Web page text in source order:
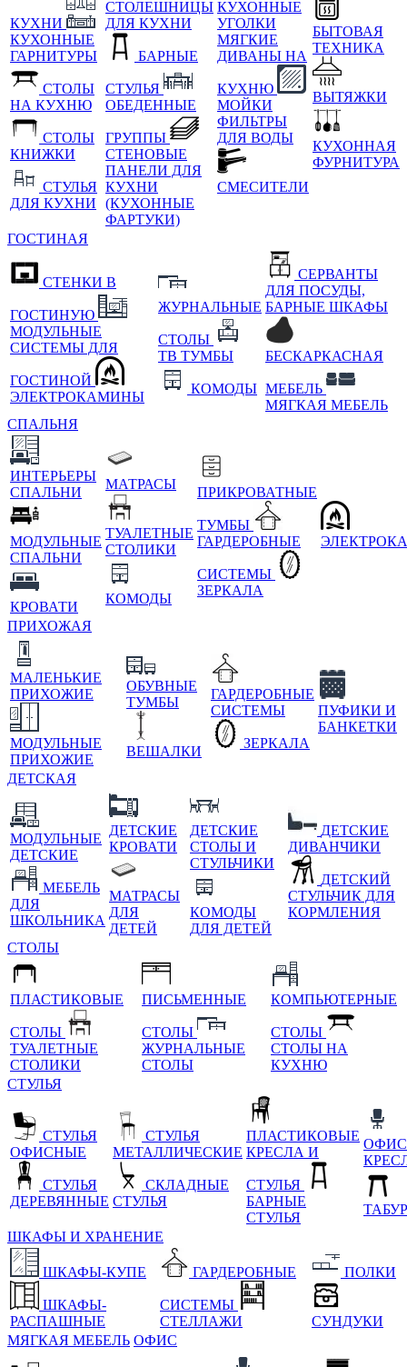
КУХНИ
КУХОННЫЕ
ГАРНИТУРЫ
СТОЛЫ
НА КУХНЮ
СТОЛЫ
КНИЖКИ
СТУЛЬЯ
ДЛЯ КУХНИ
СТОЛЕШНИЦЫ
ДЛЯ КУХНИ
БАРНЫЕ
СТУЛЬЯ
ОБЕДЕННЫЕ
ГРУППЫ
СТЕНОВЫЕ
ПАНЕЛИ ДЛЯ
КУХНИ
(КУХОННЫЕ
ФАРТУКИ)
КУХОННЫЕ
УГОЛКИ
МЯГКИЕ
ДИВАНЫ НА
КУХНЮ
МОЙКИ
ФИЛЬТРЫ
ДЛЯ ВОДЫ
СМЕСИТЕЛИ
БЫТОВАЯ
ТЕХНИКА
ВЫТЯЖКИ
КУХОННАЯ
ФУРНИТУРА
ГОСТИНАЯ
СТЕНКИ В
ГОСТИНУЮ
МОДУЛЬНЫЕ
СИСТЕМЫ ДЛЯ
ГОСТИНОЙ
ЭЛЕКТРОКАМИНЫ
ЖУРНАЛЬНЫЕ
СТОЛЫ
ТВ ТУМБЫ
КОМОДЫ
СЕРВАНТЫ
ДЛЯ ПОСУДЫ,
БАРНЫЕ ШКАФЫ
БЕСКАРКАСНАЯ
МЕБЕЛЬ
МЯГКАЯ МЕБЕЛЬ
СПАЛЬНЯ
ИНТЕРЬЕРЫ
СПАЛЬНИ
МОДУЛЬНЫЕ
СПАЛЬНИ
КРОВАТИ
МАТРАСЫ
ТУАЛЕТНЫЕ
СТОЛИКИ
КОМОДЫ
ПРИКРОВАТНЫЕ
ТУМБЫ
ГАРДЕРОБНЫЕ
СИСТЕМЫ
ЗЕРКАЛА
ПРИХОЖАЯ
МАЛЕНЬКИЕ
ПРИХОЖИЕ
МОДУЛЬНЫЕ
ПРИХОЖИЕ
ОБУВНЫЕ
ТУМБЫ
ВЕШАЛКИ
ГАРДЕРОБНЫЕ
СИСТЕМЫ
ЗЕРКАЛА
ПУФИКИ И
БАНКЕТКИ
ДЕТСКАЯ
МОДУЛЬНЫЕ
ДЕТСКИЕ
МЕБЕЛЬ
ДЛЯ
ШКОЛЬНИКА
ДЕТСКИЕ
КРОВАТИ
МАТРАСЫ
ДЛЯ
ДЕТЕЙ
ДЕТСКИЕ
СТОЛЫ И
СТУЛЬЧИКИ
КОМОДЫ
ДЛЯ ДЕТЕЙ
ДЕТСКИЕ
ДИВАНЧИКИ
ДЕТСКИЙ
СТУЛЬЧИК ДЛЯ
КОРМЛЕНИЯ
СТОЛЫ
ПЛАСТИКОВЫЕ
СТОЛЫ
ТУАЛЕТНЫЕ
СТОЛИКИ
ПИСЬМЕННЫЕ
СТОЛЫ
ЖУРНАЛЬНЫЕ
СТОЛЫ
КОМПЬЮТЕРНЫЕ
СТОЛЫ
СТОЛЫ НА
КУХНЮ
СТУЛЬЯ
СТУЛЬЯ
ОФИСНЫЕ
СТУЛЬЯ
ДЕРЕВЯННЫЕ
СТУЛЬЯ
МЕТАЛЛИЧЕСКИЕ
СКЛАДНЫЕ
СТУЛЬЯ
ПЛАСТИКОВЫЕ
КРЕСЛА И
СТУЛЬЯ
БАРНЫЕ
СТУЛЬЯ
ШКАФЫ И ХРАНЕНИЕ
ШКАФЫ-КУПЕ
ШКАФЫ-
РАСПАШНЫЕ
ГАРДЕРОБНЫЕ
СИСТЕМЫ
СТЕЛЛАЖИ
ПОЛКИ
СУНДУКИ
МЯГКАЯ МЕБЕЛЬ ОФИС